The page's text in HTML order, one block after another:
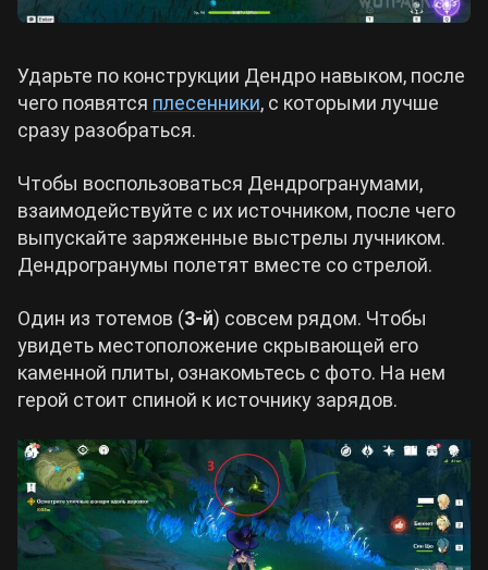
Ударьте по конструкции Дендро навыком, после
чего появятся плесенники, с которыми лучше
сразу разобраться.
Чтобы воспользоваться Дендрогранумами,
взаимодействуйте с их источником, после чего
выпускайте заряженные выстрелы лучником.
Дендрогранумы полетят вместе со стрелой.
Один из тотемов (3-й) совсем рядом. Чтобы
увидеть местоположение скрывающей его
каменной плиты, ознакомьтесь с фото. На нем
герой стоит спиной к источнику зарядов.